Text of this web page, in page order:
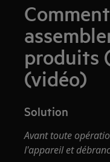
produits
(vidéo)
Solution
Avant toute
l'appareil et